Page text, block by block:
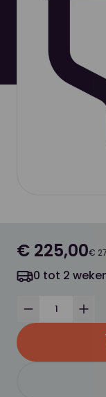
€ 225,00€
0 tot 2
Verminder